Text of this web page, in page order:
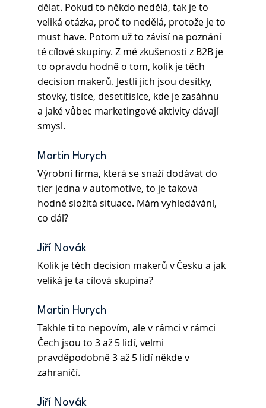
dělat. Pokud to někdo nedělá, tak je to
veliká otázka, proč to nedělá, protože je to
must have. Potom už to závisí na poznání
té cílové skupiny. Z mé zkušenosti z B2B je
to opravdu hodně o tom, kolik je těch
decision makerů. Jestli jich jsou desítky,
stovky, tisíce, desetitisíce, kde je zasáhnu
a jaké vůbec marketingové aktivity dávají
smysl.
Martin Hurych
Výrobní firma, která se snaží dodávat do
tier jedna v automotive, to je taková
hodně složitá situace. Mám vyhledávání,
co dál?
Jiří Novák
Kolik je těch decision makerů v Česku a jak
veliká je ta cílová skupina?
Martin Hurych
Takhle ti to nepovím, ale v rámci v rámci
Čech jsou to 3 až 5 lidí, velmi
pravděpodobně 3 až 5 lidí někde v
zahraničí.
Jiří Novák